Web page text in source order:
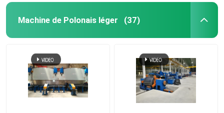
Machine de Polonais léger (37)